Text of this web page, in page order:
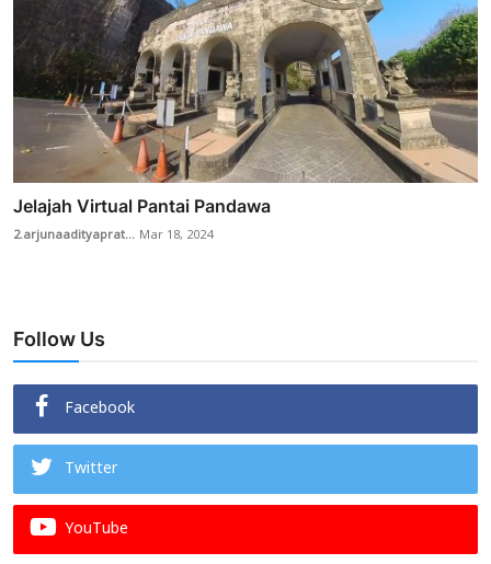
Jelajah Virtual Pantai Pandawa
2.arjunaadityaprat... Mar 18, 2024
Follow Us
Facebook
Twitter
YouTube